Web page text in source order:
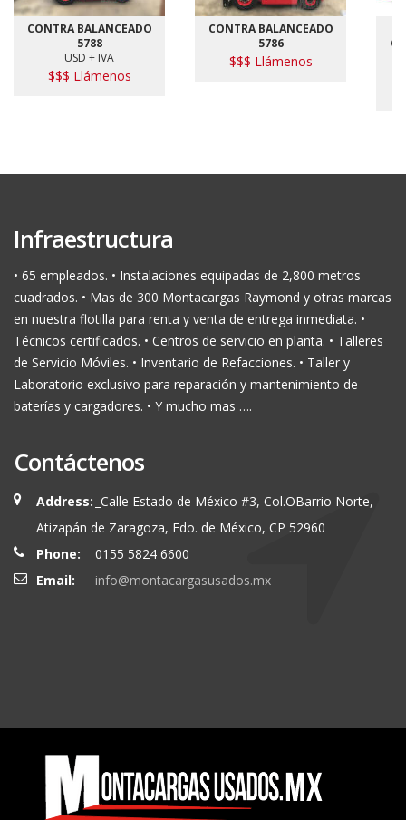
CONTRA BALANCEADO
5788
USD + IVA
$$$ Llámenos
CONTRA BALANCEADO
5786
$$$ Llámenos
Infraestructura
• 65 empleados. • Instalaciones equipadas de 2,800 metros
cuadrados. • Mas de 300 Montacargas Raymond y otras marcas
en nuestra flotilla para renta y venta de entrega inmediata. •
Técnicos certificados. • Centros de servicio en planta. • Talleres
de Servicio Móviles. • Inventario de Refacciones. • Taller y
Laboratorio exclusivo para reparación y mantenimiento de
baterías y cargadores. • Y mucho mas ….
Contáctenos
Address: _Calle Estado de México #3, Col.OBarrio Norte,
Atizapán de Zaragoza, Edo. de México, CP 52960
Phone:
0155 5824 6600
Email:
info@montacargasusados.mx